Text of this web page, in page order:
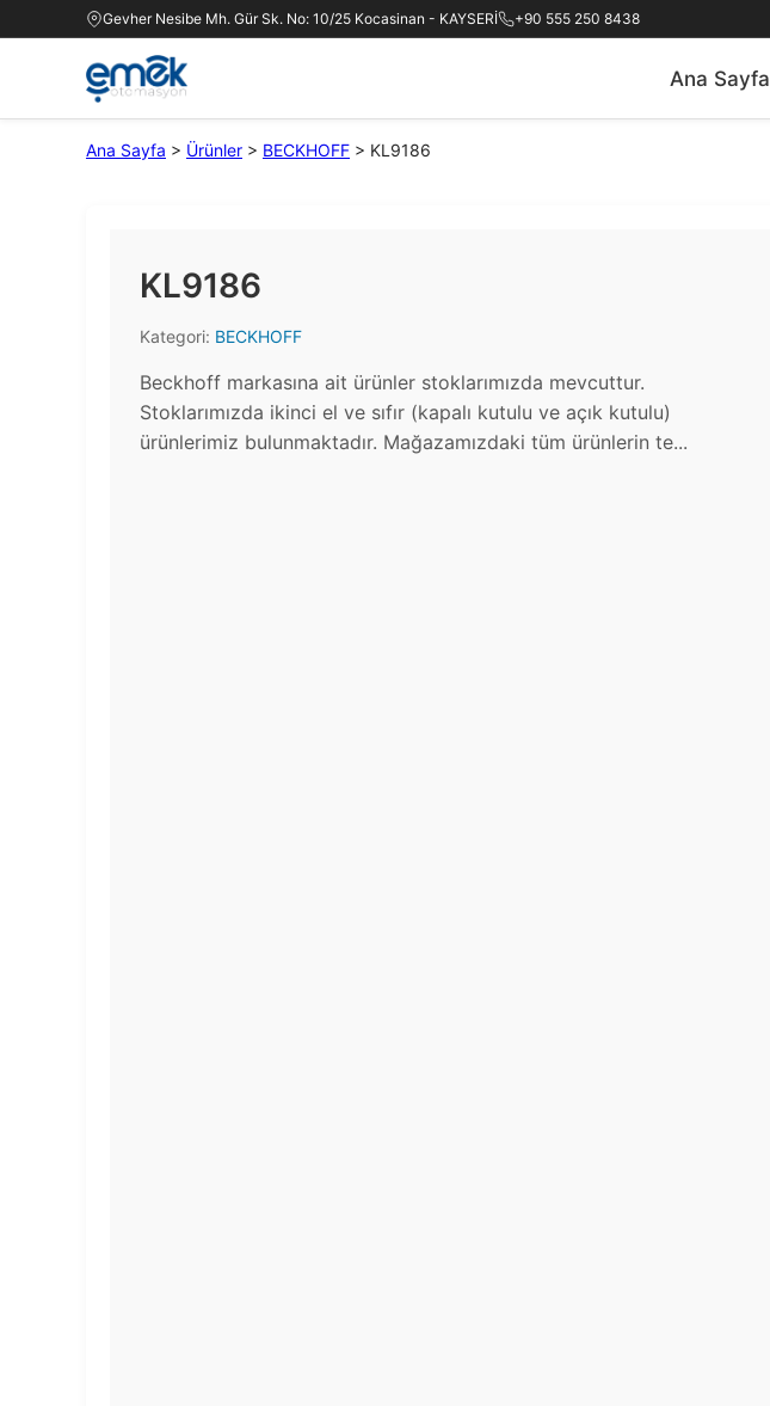
Gevher Nesibe Mh. Gür Sk. No: 10/25 Kocasinan - KAYSERİ +90 555 250 8438
Ana Sayfa
Ana Sayfa > Ürünler > BECKHOFF > KL9186
KL9186
Kategori: BECKHOFF
Beckhoff markasına ait ürünler stoklarımızda mevcuttur.
Stoklarımızda ikinci el ve sıfır (kapalı kutulu ve açık kutulu)
ürünlerimiz bulunmaktadır.​ Mağazamızdaki tüm ürünlerin te...